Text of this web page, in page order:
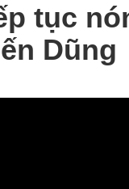
tục
Dũng